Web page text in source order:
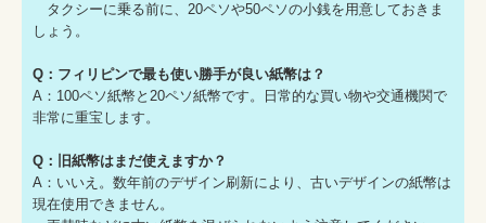
タクシーに乗る前に、20ペソや50ペソの小銭を用意しておきま
しょう。
Q：フィリピンで最も使い勝手が良い紙幣は？
A：100ペソ紙幣と20ペソ紙幣です。日常的な買い物や交通機関で
非常に重宝します。
Q：旧紙幣はまだ使えますか？
A：いいえ。数年前のデザイン刷新により、古いデザインの紙幣は
現在使用できません。